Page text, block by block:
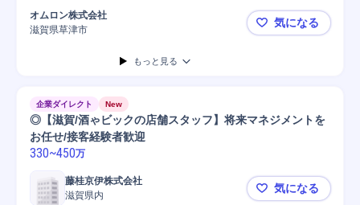
オムロン株式会社
滋賀県草津市
メカ設計（
気になる
もっと見る
企業ダイレクト New
◎【滋賀/酒ゃビックの店舗スタッフ】将来マネジメントを
お任せ/接客経験者歓迎
330~450万
藤桂京伊株式会社
滋賀県内
◎【滋賀/酒
気になる